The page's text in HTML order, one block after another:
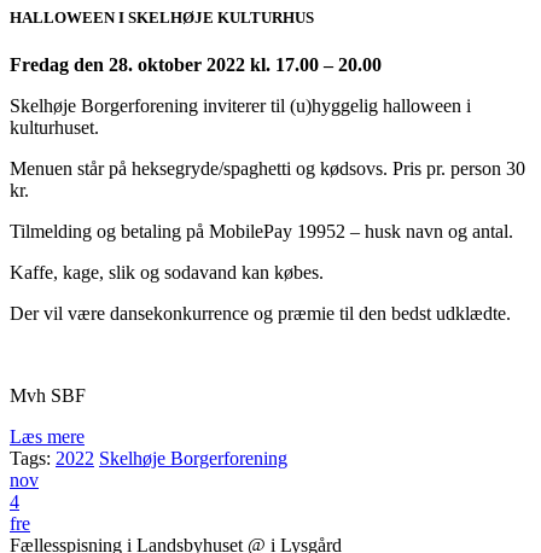
HALLOWEEN I SKELHØJE KULTURHUS
Fredag den 28. oktober 2022 kl. 17.00 – 20.00
Skelhøje Borgerforening inviterer til (u)hyggelig halloween i
kulturhuset.
Menuen står på heksegryde/spaghetti og kødsovs. Pris pr. person 30
kr.
Tilmelding og betaling på MobilePay 19952 – husk navn og antal.
Kaffe, kage, slik og sodavand kan købes.
Der vil være dansekonkurrence og præmie til den bedst udklædte.
Mvh SBF
Læs mere
Tags: 2022 Skelhøje Borgerforening
nov
4
fre
Fællesspisning i Landsbyhuset @ i Lysgård